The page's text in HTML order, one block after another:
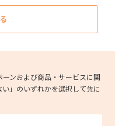
シー・ポリシー」に基づき、
の目的で利用させていただき
あたり必要な確認や連絡を
要望に対し適切に対応をする
営業上のご案内や提案または
ンおよび商品・サービスに関
」のいずれかを選択して先に